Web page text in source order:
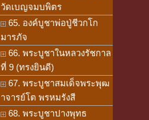
วัดเบญจมบพิตร
65. องค์บูชาพ่อปู่ชีวกโก
มารภัจ
66. พระบูชาในหลวงรัชกาล
ที่ 9 (ทรงยินดี)
67. พระบูชาสมเด็จพระพุฒ
าจารย์โต พรหมรังสี
68. พระบูชาปางพุทธ